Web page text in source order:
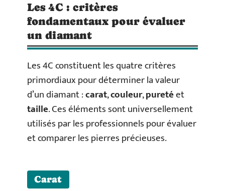
Les 4C : critères
fondamentaux pour évaluer
un diamant
Les 4C constituent les quatre critères
primordiaux pour déterminer la valeur
d’un diamant :carat,couleur,puretéet
taille. Ces éléments sont universellement
utilisés par les professionnels pour évaluer
et comparer les pierres précieuses.
Carat